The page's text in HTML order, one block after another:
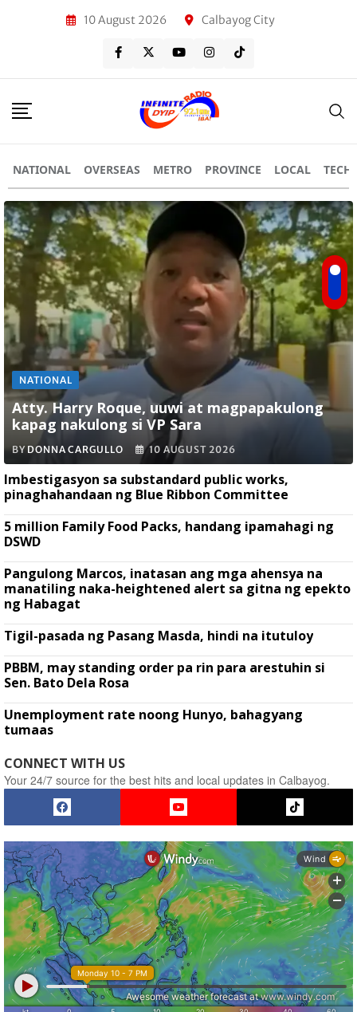
10 August 2026 Calbayog City
NATIONAL OVERSEAS METRO PROVINCE LOCAL TECH
NATIONAL
Atty. Harry Roque, uuwi at magpapakulong
kapag nakulong si VP Sara
BY DONNA CARGULLO 10 AUGUST 2026
Imbestigasyon sa substandard public works,
pinaghahandaan ng Blue Ribbon Committee
5 million Family Food Packs, handang ipamahagi ng
DSWD
Pangulong Marcos, inatasan ang mga ahensya na
manatiling naka-heightened alert sa gitna ng epekto
ng Habagat
Tigil-pasada ng Pasang Masda, hindi na itutuloy
PBBM, may standing order pa rin para arestuhin si
Sen. Bato Dela Rosa
Unemployment rate noong Hunyo, bahagyang
tumaas
CONNECT WITH US
Your 24/7 source for the best hits and local updates in Calbayog.